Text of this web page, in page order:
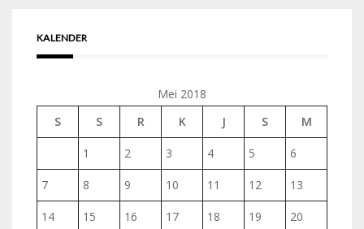
KALENDER
Mei 2018
S
S R K J S M
1 2 3 4 5 6
7 8 9 10 11 12 13
14 15 16 17 18 19 20